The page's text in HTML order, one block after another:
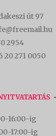
út 97
2954
20 271 0050
16:00-ig
17:00-ig